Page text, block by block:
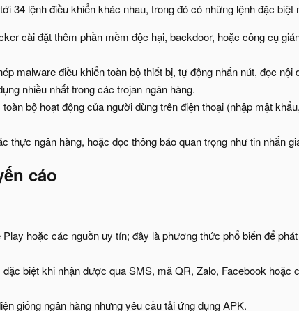
34 lệnh điều khiển khác nhau, trong đó có những lệnh đặc biệt
cài đặt thêm phần mềm độc hại, backdoor, hoặc công cụ
malware điều khiển toàn bộ thiết bị, tự động nhấn nút, đọc nội
nhiều nhất trong các trojan ngân hàng.
bộ hoạt động của người dùng trên điện thoại (nhập mật
thực ngân hàng, hoặc đọc thông báo quan trọng như tin nhắn
cáo​
hoặc các nguồn uy tín; đây là phương thức phổ biến để
biệt khi nhận được qua SMS, mã QR, Zalo, Facebook hoặc
giống ngân hàng nhưng yêu cầu tải ứng dụng APK.